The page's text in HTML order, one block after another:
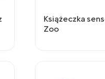
Książeczka
Zoo